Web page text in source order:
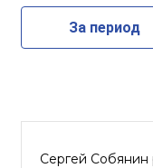
За период
Сергей Собянин